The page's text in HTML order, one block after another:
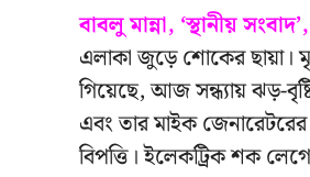
বাবলু মান্না, ‘স্থানীয়
এলাকা জুড়ে শোকের ছায়া।
গিয়েছে, আজ সন্ধ্যায় ঝড়-
এবং তার মাইক
বিপত্তি। ইলেকট্রিক শক লেগে